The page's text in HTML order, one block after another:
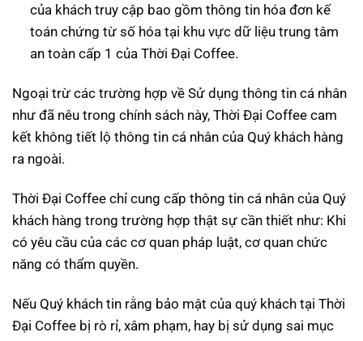
của khách truy cập bao gồm thông tin hóa đơn kế
toán chứng từ số hóa tại khu vực dữ liệu trung tâm
an toàn cấp 1 của Thời Đại Coffee.
Ngoại trừ các trường hợp về Sử dụng thông tin cá nhân
như đã nêu trong chính sách này, Thời Đại Coffee cam
kết không tiết lộ thông tin cá nhân của Quý khách hàng
ra ngoài.
Thời Đại Coffee chỉ cung cấp thông tin cá nhân của Quý
khách hàng trong trường hợp thật sự cần thiết như: Khi
có yêu cầu của các cơ quan pháp luật, cơ quan chức
năng có thẩm quyền.
Nếu Quý khách tin rằng bảo mật của quý khách tại Thời
Đại Coffee bị rò rỉ, xâm phạm, hay bị sử dụng sai mục